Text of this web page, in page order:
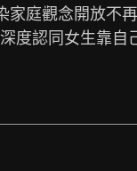
庭觀念開放不
度認同女生靠自